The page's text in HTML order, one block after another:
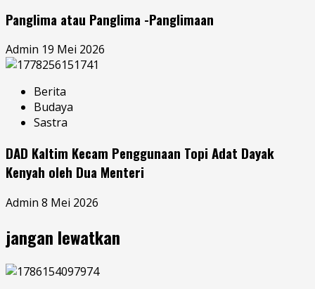
Panglima atau Panglima -Panglimaan
Admin 19 Mei 2026
Berita
Budaya
Sastra
DAD Kaltim Kecam Penggunaan Topi Adat Dayak
Kenyah oleh Dua Menteri
Admin 8 Mei 2026
jangan lewatkan